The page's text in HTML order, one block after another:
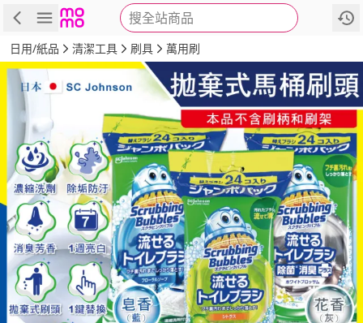
搜全站商品
商品 評價 詳情
日用/紙品 清潔工具 刷具 萬用刷